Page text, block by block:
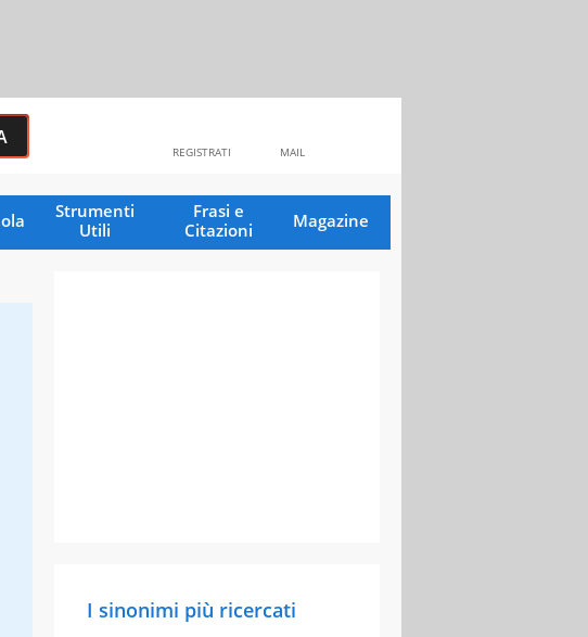
MAIL
REGISTRATI
Strumenti
Utili
Frasi e
Citazioni
Magazine
I sinonimi più ricercati